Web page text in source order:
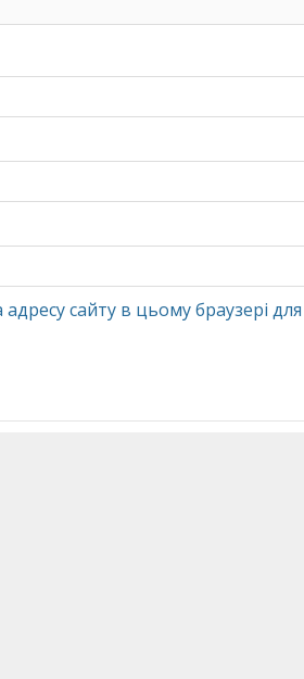
сайту в цьому браузері